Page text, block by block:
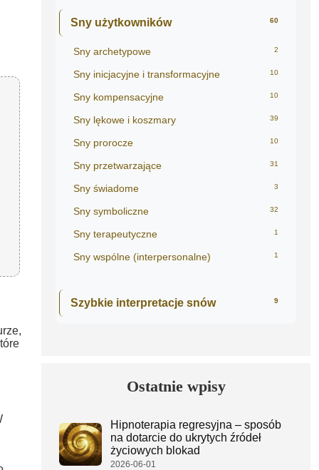
Sny użytkowników 60
Sny archetypowe 2
Sny inicjacyjne i transformacyjne 10
Sny kompensacyjne 10
Sny lękowe i koszmary 39
Sny prorocze 10
Sny przetwarzające 31
Sny świadome 3
Sny symboliczne 32
Sny terapeutyczne 1
Sny wspólne (interpersonalne) 1
Szybkie interpretacje snów 9
Ostatnie wpisy
Hipnoterapia regresyjna – sposób
na dotarcie do ukrytych źródeł
życiowych blokad
2026-06-01